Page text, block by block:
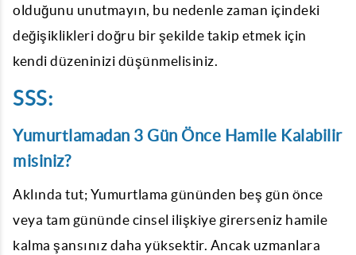
olduğunu unutmayın, bu nedenle zaman içindeki
değişiklikleri doğru bir şekilde takip etmek için
kendi düzeninizi düşünmelisiniz.
SSS:
Yumurtlamadan 3 Gün Önce Hamile Kalabilir
misiniz?
Aklında tut; Yumurtlama gününden beş gün önce
veya tam gününde cinsel ilişkiye girerseniz hamile
kalma şansınız daha yüksektir. Ancak uzmanlara